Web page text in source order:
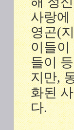
사랑에
영곤(
이들이
들이
지만,
화된
다.